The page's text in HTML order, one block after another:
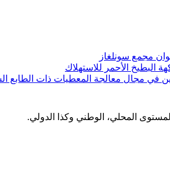
مجمع سونلغاز
البطيخ الأحمر للاستهلاك
في مجال معالجة المعطيات ذات الطابع
المحلي، الوطني وكذا الدولي.